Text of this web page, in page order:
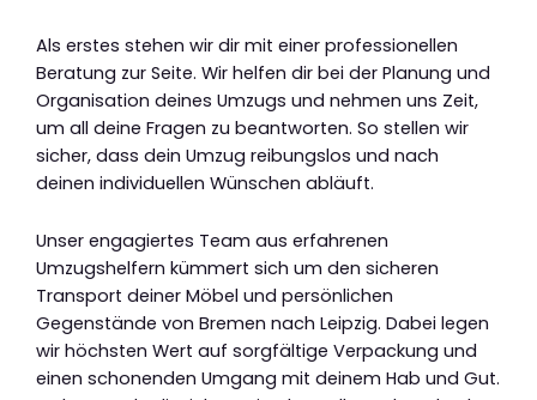
Als erstes stehen wir dir mit einer professionellen
Beratung zur Seite. Wir helfen dir bei der Planung und
Organisation deines Umzugs und nehmen uns Zeit,
um all deine Fragen zu beantworten. So stellen wir
sicher, dass dein Umzug reibungslos und nach
deinen individuellen Wünschen abläuft.
Unser engagiertes Team aus erfahrenen
Umzugshelfern kümmert sich um den sicheren
Transport deiner Möbel und persönlichen
Gegenstände von Bremen nach Leipzig. Dabei legen
wir höchsten Wert auf sorgfältige Verpackung und
einen schonenden Umgang mit deinem Hab und Gut.